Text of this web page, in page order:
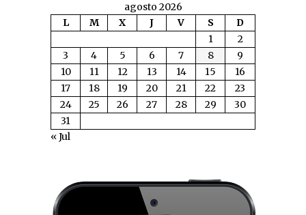
agosto 2026
L
M X J V S
D
1
2
3
4 5 6 7 8
9
10
11 12 13 14 15
16
17
18 19 20 21 22
23
24
25 26 27 28 29
30
31
« Jul